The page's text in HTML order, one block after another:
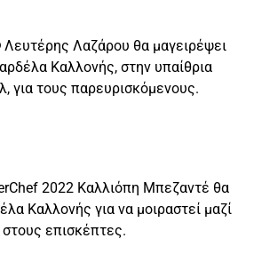
Λαζάρου θα μαγειρέψει
Καλλονής, στην υπαίθρια
για τους παρευρισκόμενους.
2022 Καλλιόπη Μπεζαντέ θα
Καλλονής για να μοιραστεί μαζί
επισκέπτες.